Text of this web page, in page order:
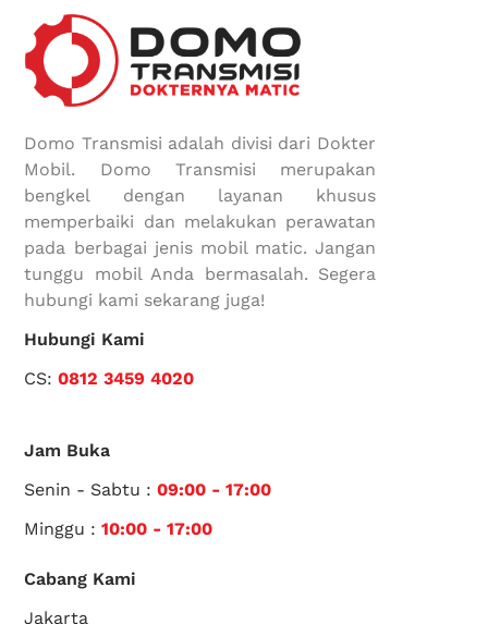
Domo Transmisi adalah divisi dari Dokter
Mobil. Domo Transmisi merupakan
bengkel dengan layanan khusus
memperbaiki dan melakukan perawatan
pada berbagai jenis mobil matic. Jangan
tunggu mobil Anda bermasalah. Segera
hubungi kami sekarang juga!
Hubungi Kami
CS:0812 3459 4020
Jam Buka
Senin - Sabtu :09:00 - 17:00
Minggu :10:00 - 17:00
Cabang Kami
Jakarta